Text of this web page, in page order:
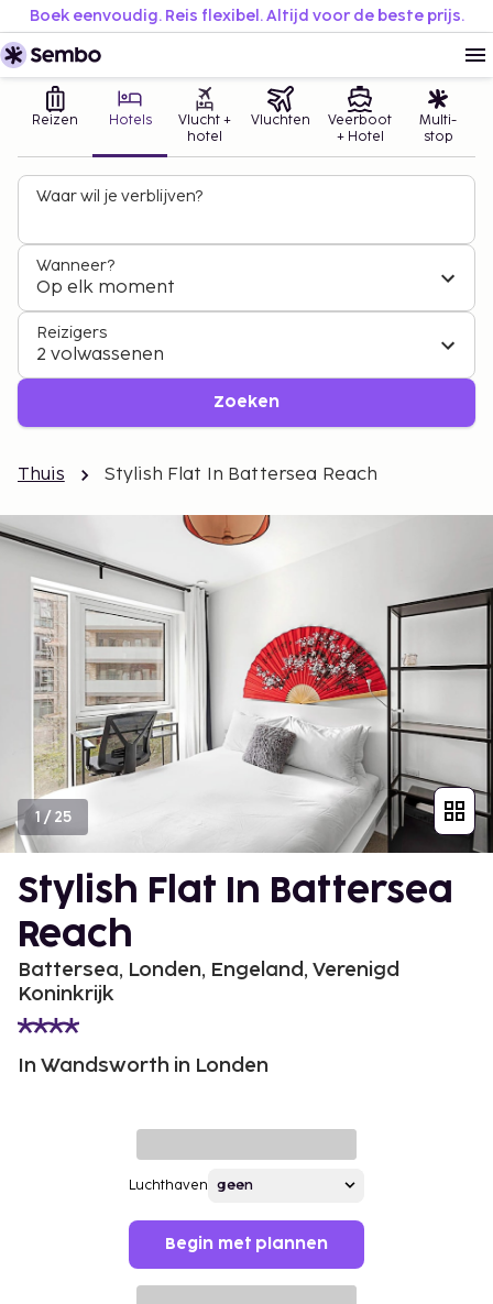
Boek eenvoudig. Reis flexibel. Altijd voor de beste prijs.
Reizen Hotels
Vlucht +
hotel
Vluchten
Veerboot
+ Hotel
Multi-
stop
Waar wil je verblijven?
Wanneer?
Op elk moment
Reizigers
2 volwassenen
Zoeken
Thuis Stylish Flat In Battersea Reach
1 /25
Stylish Flat In Battersea
Reach
Battersea, Londen, Engeland, Verenigd
Koninkrijk
In Wandsworth in Londen
Luchthaven
Begin met plannen